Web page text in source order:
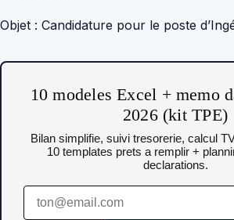
Objet : Candidature pour le poste
10 modeles Excel + memo
2026 (kit TPE)
Bilan simplifie, suivi tresorerie, calcul
10 templates prets a remplir +
declarations.